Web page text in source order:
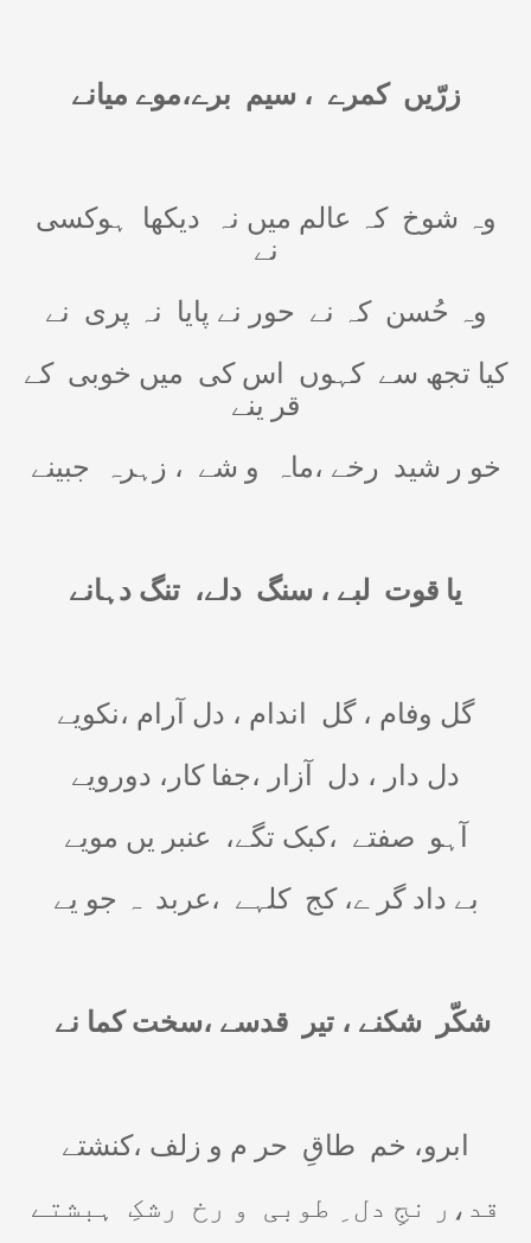
زرّیں کمرے ، سیم برے،موے میانے
وہ شوخ کہ عالم میں نہ دیکھا
ہوکسی
نے
وہ حُسن کہ نے حور نے پایا نہ پری نے
کیا تجھ سے کہوں اس کی میں خوبی کے
قر ینے
خو ر شید رخے ،ماہ و شے ، زہرہ جبینے
یا قوت لبے ، سنگ دلے، تنگ دہانے
گل وفام ، گل
اندام ، دل آرام ،نکویے
دل دار ، دل
آزار ،جفا کار، دورویے
آہو صفتے ،کبک تگے،
عنبر یں مویے
بے داد گر ے، کج کلہے ،عربد ہ جو یے
شکّر شکنے ، تیر قدسے ،سخت کما نے
ابرو، خم طاقِ حر م و زلف ،کنشتے
قد،ر نجِ دل ِ طوبی
و رخ رشکِ
ہبشتے